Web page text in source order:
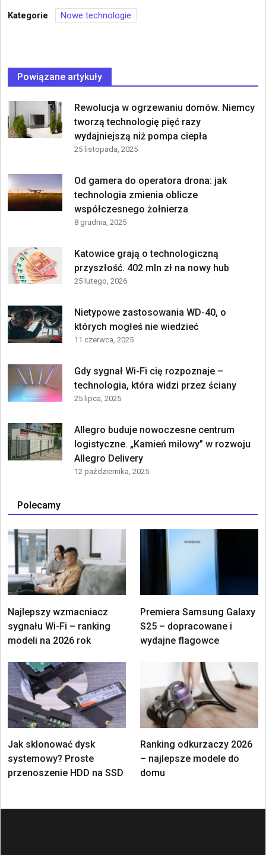
Kategorie Nowe technologie
Powiązane artykuły
Rewolucja w ogrzewaniu domów. Niemcy
tworzą technologię pięć razy
wydajniejszą niż pompa ciepła
25 listopada, 2025
Od gamera do operatora drona: jak
technologia zmienia oblicze
współczesnego żołnierza
8 grudnia, 2025
Katowice grają o technologiczną
przyszłość. 402 mln zł na nowy hub
25 lutego, 2026
Nietypowe zastosowania WD-40, o
których mogłeś nie wiedzieć
11 czerwca, 2025
Gdy sygnał Wi-Fi cię rozpoznaje –
technologia, która widzi przez ściany
25 lipca, 2025
Allegro buduje nowoczesne centrum
logistyczne. „Kamień milowy” w rozwoju
Allegro Delivery
12 października, 2025
Polecamy
Najlepszy wzmacniacz
sygnału Wi-Fi – ranking
modeli na 2026 rok
Premiera Samsung Galaxy
S25 – dopracowane i
wydajne flagowce
Jak sklonować dysk
systemowy? Proste
przenoszenie HDD na SSD
Ranking odkurzaczy 2026
– najlepsze modele do
domu